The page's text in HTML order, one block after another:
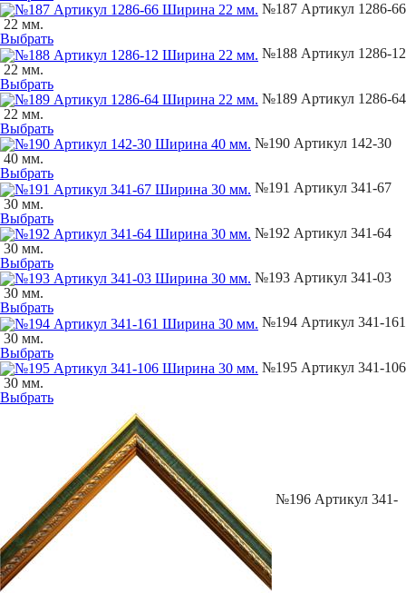
№187 Артикул 1286-66
22 мм.
Выбрать
№188 Артикул 1286-12
22 мм.
Выбрать
№189 Артикул 1286-64
22 мм.
Выбрать
№190 Артикул 142-30
40 мм.
Выбрать
№191 Артикул 341-67
30 мм.
Выбрать
№192 Артикул 341-64
30 мм.
Выбрать
№193 Артикул 341-03
30 мм.
Выбрать
№194 Артикул 341-161
30 мм.
Выбрать
№195 Артикул 341-106
30 мм.
Выбрать
№196 Артикул 341-